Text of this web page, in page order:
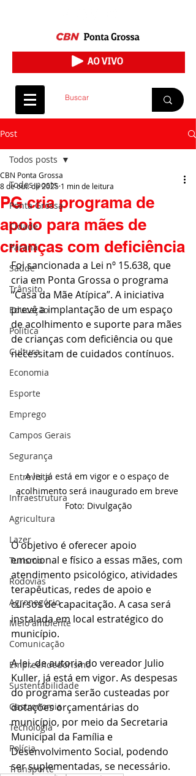
Post
Todos posts
Ponta Grossa
Cidade
Paraná
Saúde
Trânsito
Educação
Política
Cultura
Economia
Esporte
Emprego
Campos Gerais
Segurança
Entrevista
Infraestrutura
Agricultura
Lazer
Turismo
Rodovias
Agronegócio
Meio ambiente
Comunicação
Empreendedorismo
Sustentabilidade
Gastronomia
Tecnologia
Polícia
Transporte
Todos posts
PG cria programa de
apoio para mães de
crianças com deficiência
CBN Ponta Grossa
8 de out. de 2025 1 min de leitura
Foi sancionada a Lei nº 15.638, que
cria em Ponta Grossa o programa
“Casa da Mãe Atípica”. A iniciativa
prevê a implantação de um espaço
de acolhimento e suporte para mães
de crianças com deficiência ou que
necessitam de cuidados contínuos.
A lei já está em vigor e o espaço de
acolhimento será inaugurado em breve
Foto: Divulgação
O objetivo é oferecer apoio
emocional e físico a essas mães, com
atendimento psicológico, atividades
terapêuticas, redes de apoio e
cursos de capacitação. A casa será
instalada em local estratégico do
município.
A lei, de autoria do vereador Julio
Kuller, já está em vigor. As despesas
do programa serão custeadas por
dotações orçamentárias do
município, por meio da Secretaria
Municipal da Família e
Desenvolvimento Social, podendo
ser suplementadas, se necessário.